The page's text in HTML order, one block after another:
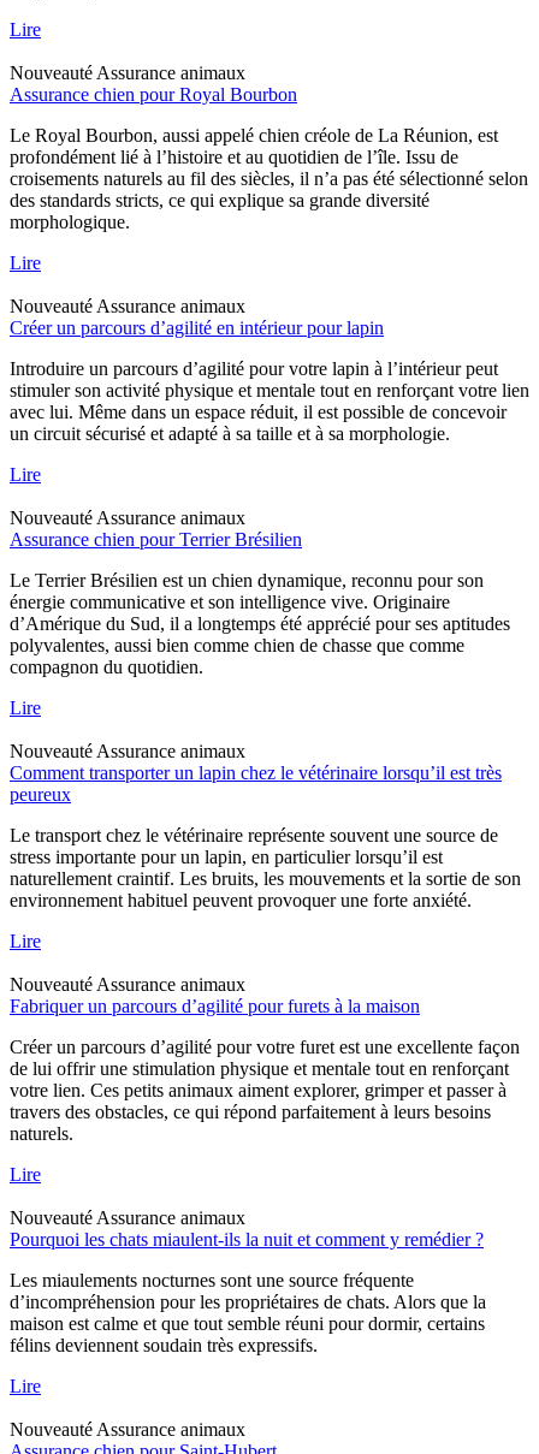
Lire
Nouveauté Assurance animaux
Assurance chien pour Royal Bourbon
Le Royal Bourbon, aussi appelé chien créole de La Réunion, est
profondément lié à l’histoire et au quotidien de l’île. Issu de
croisements naturels au fil des siècles, il n’a pas été sélectionné selon
des standards stricts, ce qui explique sa grande diversité
morphologique.
Lire
Nouveauté Assurance animaux
Créer un parcours d’agilité en intérieur pour lapin
Introduire un parcours d’agilité pour votre lapin à l’intérieur peut
stimuler son activité physique et mentale tout en renforçant votre lien
avec lui. Même dans un espace réduit, il est possible de concevoir
un circuit sécurisé et adapté à sa taille et à sa morphologie.
Lire
Nouveauté Assurance animaux
Assurance chien pour Terrier Brésilien
Le Terrier Brésilien est un chien dynamique, reconnu pour son
énergie communicative et son intelligence vive. Originaire
d’Amérique du Sud, il a longtemps été apprécié pour ses aptitudes
polyvalentes, aussi bien comme chien de chasse que comme
compagnon du quotidien.
Lire
Nouveauté Assurance animaux
Comment transporter un lapin chez le vétérinaire lorsqu’il est très
peureux
Le transport chez le vétérinaire représente souvent une source de
stress importante pour un lapin, en particulier lorsqu’il est
naturellement craintif. Les bruits, les mouvements et la sortie de son
environnement habituel peuvent provoquer une forte anxiété.
Lire
Nouveauté Assurance animaux
Fabriquer un parcours d’agilité pour furets à la maison
Créer un parcours d’agilité pour votre furet est une excellente façon
de lui offrir une stimulation physique et mentale tout en renforçant
votre lien. Ces petits animaux aiment explorer, grimper et passer à
travers des obstacles, ce qui répond parfaitement à leurs besoins
naturels.
Lire
Nouveauté Assurance animaux
Pourquoi les chats miaulent-ils la nuit et comment y remédier ?
Les miaulements nocturnes sont une source fréquente
d’incompréhension pour les propriétaires de chats. Alors que la
maison est calme et que tout semble réuni pour dormir, certains
félins deviennent soudain très expressifs.
Lire
Nouveauté Assurance animaux